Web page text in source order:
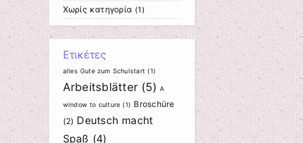
Χωρίς κατηγορία (1)
Ετικέτες
alles Gute zum Schulstart (1)
Arbeitsblätter (5) A
window to culture (1) Broschüre
(2) Deutsch macht
Spaß (4)